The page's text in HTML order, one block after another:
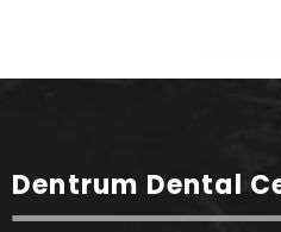
Dentrum Dental